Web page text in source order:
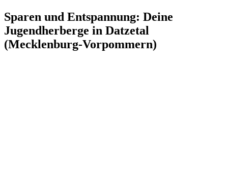
Sparen und Entspannung: Deine
Jugendherberge in Datzetal
(Mecklenburg-Vorpommern)